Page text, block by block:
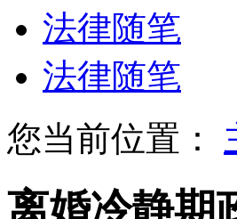
法律随笔
法律随笔
您当前位置：
离婚冷静期